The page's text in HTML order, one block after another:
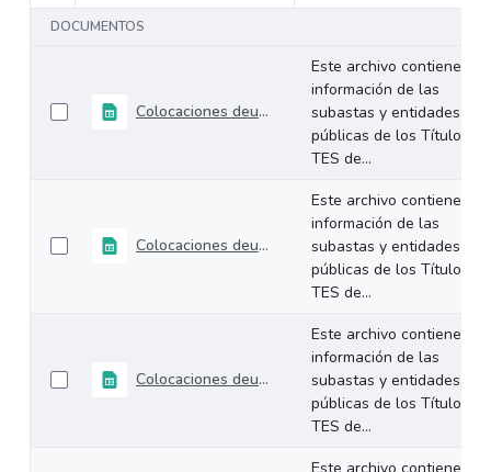
DOCUMENTOS
Colocaciones deuda interna TES Junio 2026
Este archivo contiene la
información de las
subastas y entidades
públicas de los Títulos
TES de...
Colocaciones deuda interna TES Mayo 2026
Este archivo contiene la
información de las
subastas y entidades
públicas de los Títulos
TES de...
Colocaciones deuda interna TES Abril 2026
Este archivo contiene la
información de las
subastas y entidades
públicas de los Títulos
TES de...
Este archivo contiene la